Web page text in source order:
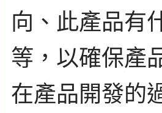
向、此產品有
等，以確保產
在產品開發的